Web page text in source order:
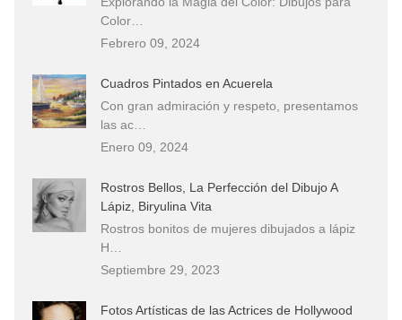
Color…
Febrero 09, 2024
Cuadros Pintados en Acuerela
Con gran admiración y respeto, presentamos
las ac…
Enero 09, 2024
Rostros Bellos, La Perfección del Dibujo A
Lápiz, Biryulina Vita
Rostros bonitos de mujeres dibujados a lápiz
H…
Septiembre 29, 2023
Fotos Artísticas de las Actrices de Hollywood